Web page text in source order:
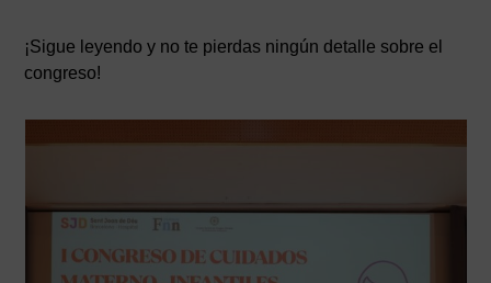
¡Sigue leyendo y no te pierdas ningún detalle sobre el
congreso!